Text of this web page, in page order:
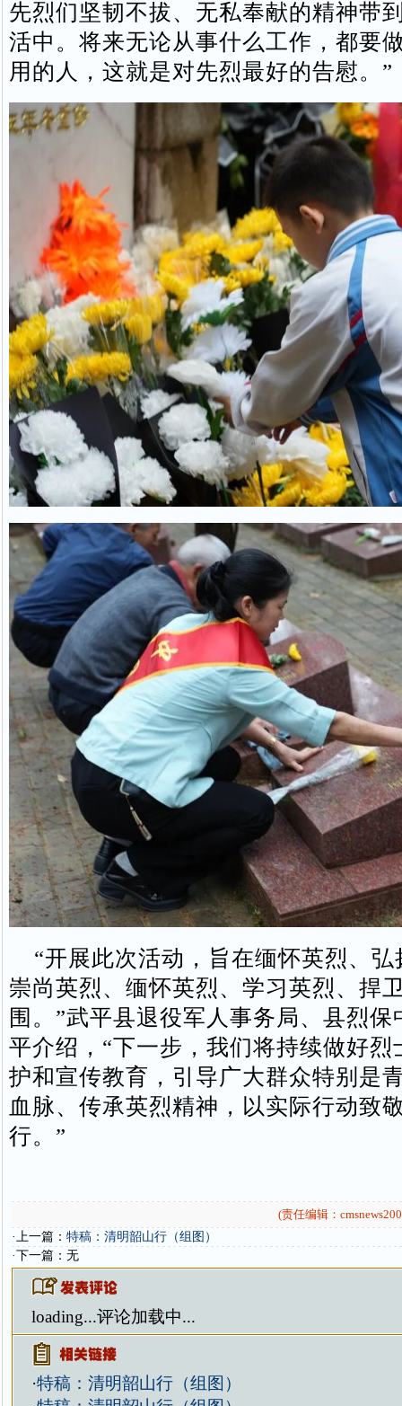
先烈们坚韧不拔、无私奉献的精神带
活中。将来无论从事什么工作，都要
用的人，这就是对先烈最好的告慰。”
“开展此次活动，旨在缅怀英烈、弘
崇尚英烈、缅怀英烈、学习英烈、捍
围。”武平县退役军人事务局、县烈保
平介绍，“下一步，我们将持续做好烈
护和宣传教育，引导广大群众特别是
血脉、传承英烈精神，以实际行动致
行。”
(责任编辑：
·上一篇： 特稿：清明韶山行（组图）
·下一篇：无
loading...评论加载中...
·特稿：清明韶山行（组图）